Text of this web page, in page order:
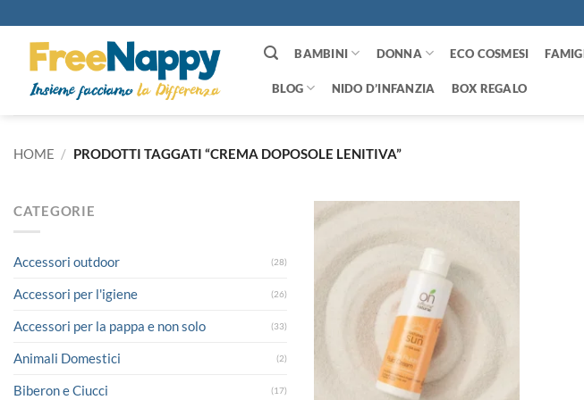
ai
contenuti
BAMBINI DONNA ECO COSMESI
BLOG NIDO D’INFANZIA BOX REGALO
HOME / PRODOTTI TAGGATI “CREMA DOPOSOLE LENITIVA”
CATEGORIE
Accessori outdoor (28)
Accessori per l'igiene (26)
Accessori per la pappa e non solo (33)
Animali Domestici (2)
Biberon e Ciucci (17)